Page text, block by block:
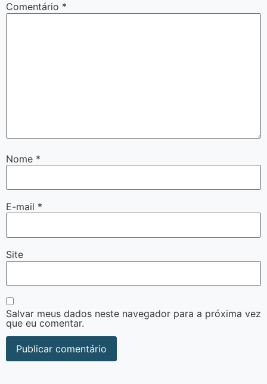
Comentário *
Nome *
E-mail *
Site
Salvar meus dados neste navegador para a próxima vez
que eu comentar.